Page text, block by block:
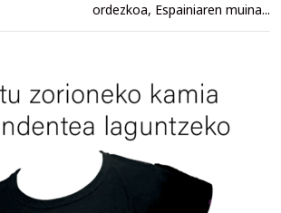
ordezkoa, Espainiaren muina...